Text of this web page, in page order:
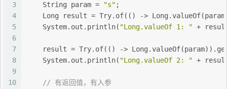
3
4
5
6
7
8
9
10
    String param =
"s" ;
Long result = Try.of(() ->
    System.out.println(
"Long.valueOf 1: " +
result = Try.of(() ->
    System.out.println(
"Long.valueOf 2: " +
// 有返回值，有入参